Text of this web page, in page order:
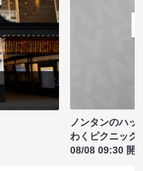
ノンタンのハッ
わくピクニック
08/08 09:30 開